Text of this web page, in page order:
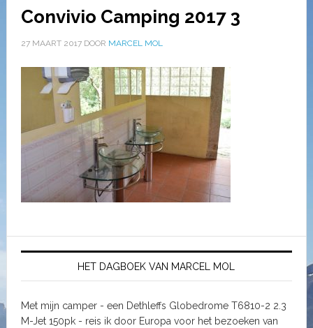
Convivio Camping 2017 3
27 MAART 2017DOOR MARCEL MOL
HET DAGBOEK VAN MARCEL MOL
Met mijn camper - een Dethleffs Globedrome T6810-2 2.3
M-Jet 150pk - reis ik door Europa voor het bezoeken van